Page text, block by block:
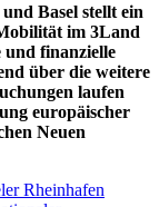
Basel stellt ein
im 3Land
und finanzielle
über die weitere
laufen
europäischer
Neuen